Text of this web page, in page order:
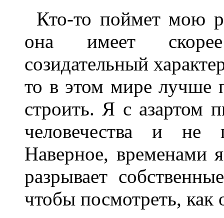
Кто-то поймет мою
она имеет
созидательный
то в этом мире лучше
строить. Я с азартом
человечества и не
Наверное, временами
разрывает
чтобы посмотреть, как